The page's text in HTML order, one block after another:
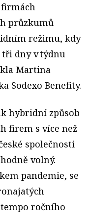
firmách
průzkumů
režimu, kdy
tři dny v týdnu
Martina
Sodexo Benefity.
hybridní způsob
firem s více než
společnosti
volný.
pandemie, se
ročního